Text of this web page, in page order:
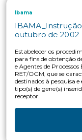
MAPA
Estabelecer
técnicos,
Decreto nº 4.074,